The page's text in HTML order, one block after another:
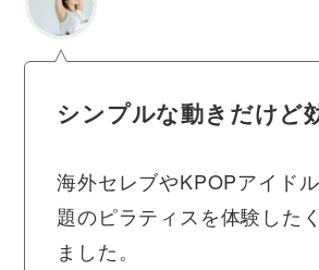
シンプルな動きだけど
海外セレブやKPOPアイド
題のピラティスを体験した
ました。